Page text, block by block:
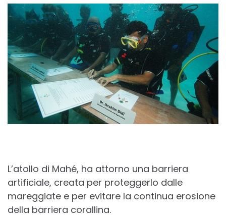
L’atollo di Mahé, ha attorno una barriera
artificiale, creata per proteggerlo dalle
mareggiate e per evitare la continua erosione
della barriera corallina.